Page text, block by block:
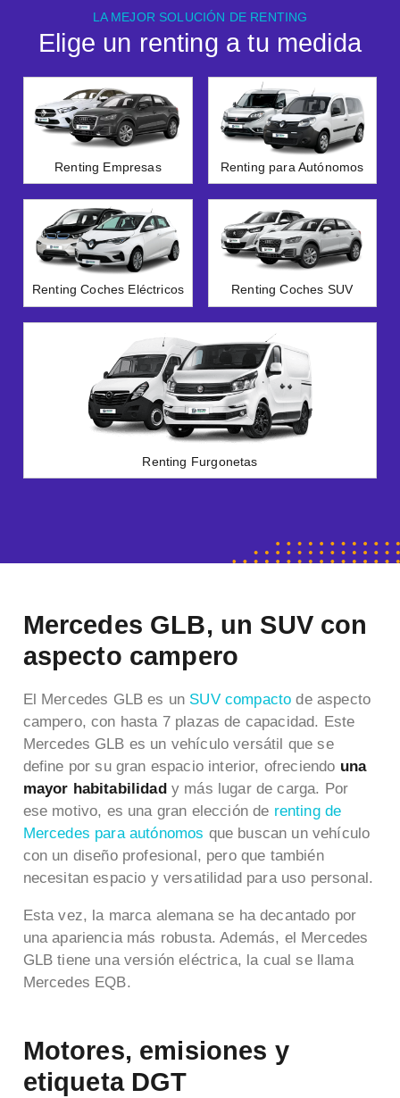
LA MEJOR SOLUCIÓN DE RENTING
Elige un renting a tu medida
Renting Empresas Renting para Autónomos
Renting Coches Eléctricos Renting Coches SUV
Renting Furgonetas
Mercedes GLB, un SUV con
aspecto campero
El Mercedes GLB es un SUV compacto de aspecto
campero, con hasta 7 plazas de capacidad. Este
Mercedes GLB es un vehículo versátil que se
define por su gran espacio interior, ofreciendo una
mayor habitabilidady más lugar de carga. Por
ese motivo, es una gran elección de renting de
Mercedes para autónomos que buscan un vehículo
con un diseño profesional, pero que también
necesitan espacio y versatilidad para uso personal.
Esta vez, la marca alemana se ha decantado por
una apariencia más robusta. Además, el Mercedes
GLB tiene una versión eléctrica, la cual se llama
Mercedes EQB.
Motores, emisiones y
etiqueta DGT